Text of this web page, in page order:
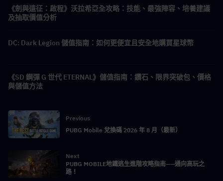
《劍與遠征：啟程》沃拉希亞全攻略：技能、最強陣容、培養建議
及抽取價值分析
DC: Dark Legion 儲值指南：如何更便宜且安全地購買星球幣
《SD 鋼彈 G 世代 ETERNAL》儲值指南：鑽石、限界突破包、價格
與儲值方法
Previous
PUBG Mobile 兌換碼 2026 年 8 月（最新）
Next
PUBG MOBILE地鐵逃生進階攻略指南——通向高玩之
路！